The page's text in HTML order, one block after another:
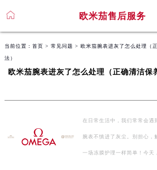
欧米茄售后服务
当前位置： 首页 > 常见问题 > 欧米茄腕表进灰了怎么处理（
法）
欧米茄腕表进灰了怎么处理（正确清洁保
在日常生活中，我们常常会遇
腕表不慎进了灰尘。别担心，
一场冻膜护理一样简单！今天